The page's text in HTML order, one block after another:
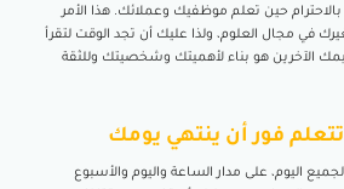
حين تعلم موظفيك وعملائك. هذا الأمر
في مجال العلوم، ولذا عليك أن تجد الوقت لتقرأ
الآخرين هو بناء لأهميتك وشخصيتك وللثقة
اليوم، على مدار الساعة واليوم والأسبوع